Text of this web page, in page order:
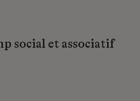
social et associatif